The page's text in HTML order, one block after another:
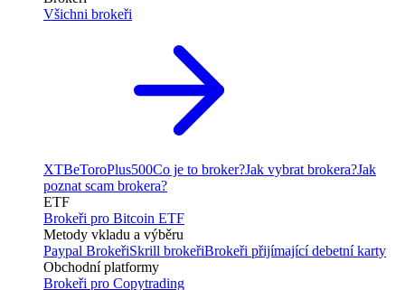
Všichni brokeři
XTBeToroPlus500Co je to broker?Jak vybrat brokera?Jak
poznat scam brokera?
ETF
Brokeři pro Bitcoin ETF
Metody vkladu a výběru
Paypal BrokeřiSkrill brokeřiBrokeři přijímající debetní karty
Obchodní platformy
Brokeři pro Copytrading